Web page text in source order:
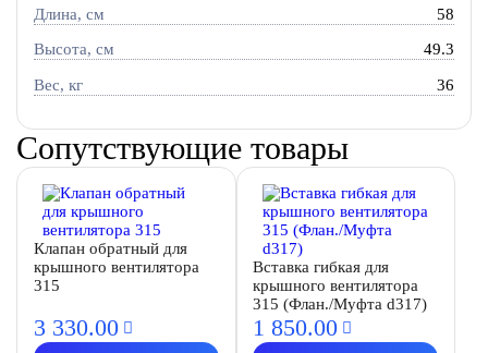
Длина, см 58
Высота, см 49.3
Вес, кг 36
Сопутствующие товары
Клапан обратный для
крышного вентилятора
315
3 330.00
Вставка гибкая для
крышного вентилятора
315 (Флан./Муфта d317)
1 850.00